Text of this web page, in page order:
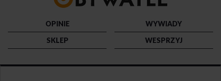
strony
OPINIE
WYWIADY
SKLEP
WESPRZYJ